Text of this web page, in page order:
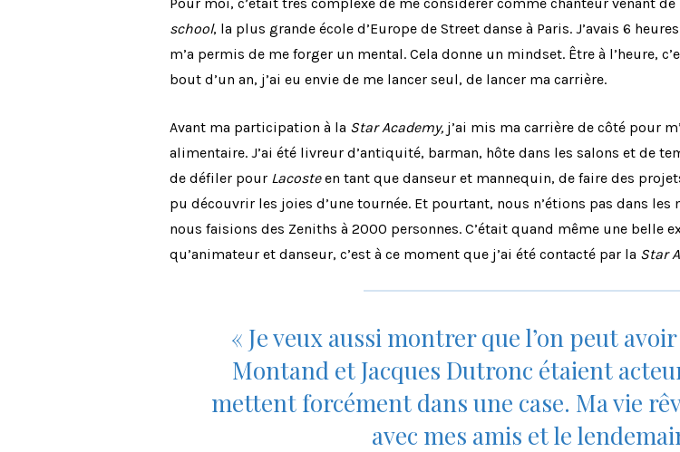
school, la plus grande école d’Europe de Street danse à Paris. J’avais 6
m’a permis de me forger un mental. Cela donne un mindset. Être à l’heure,
bout d’un an, j’ai eu envie de me lancer seul, de lancer ma carrière.
Avant ma participation à la Star Academy, j’ai mis ma carrière de côté pour
alimentaire. J’ai été livreur d’antiquité, barman, hôte dans les salons et de
de défiler pour Lacosteen tant que danseur et mannequin, de faire des
pu découvrir les joies d’une tournée. Et pourtant, nous n’étions pas dans
nous faisions des Zeniths à 2000 personnes. C’était quand même une belle
qu’animateur et danseur, c’est à ce moment que j’ai été contacté par la Star
« Je veux aussi montrer que l’on peut
Montand et Jacques Dutronc étaient
mettent forcément dans une case. Ma vie
avec mes amis et le